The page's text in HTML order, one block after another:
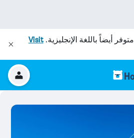
متوفر أيضاً باللغة الإنجليزية.Visit